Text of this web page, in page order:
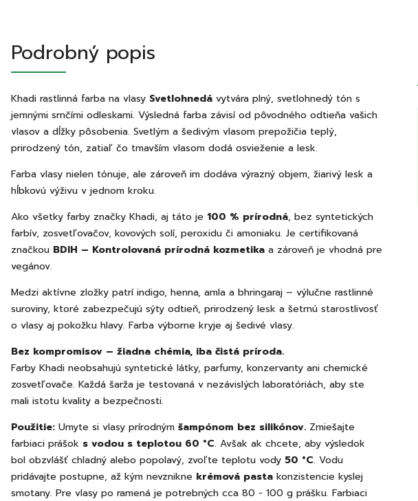
Podrobný popis
Khadi rastlinná farba na vlasy Svetlohnedá vytvára plný, svetlohnedý tón s
jemnými srnčími odleskami. Výsledná farba závisí od pôvodného odtieňa vašich
vlasov a dĺžky pôsobenia. Svetlým a šedivým vlasom prepožičia teplý,
prirodzený tón, zatiaľ čo tmavším vlasom dodá osvieženie a lesk.
Farba vlasy nielen tónuje, ale zároveň im dodáva výrazný objem, žiarivý lesk a
hĺbkovú výživu v jednom kroku.
Ako všetky farby značky Khadi, aj táto je 100 % prírodná, bez syntetických
farbív, zosvetľovačov, kovových solí, peroxidu či amoniaku. Je certifikovaná
značkou BDIH – Kontrolovaná prírodná kozmetika a zároveň je vhodná pre
vegánov.
Medzi aktívne zložky patrí indigo, henna, amla a bhringaraj – výlučne rastlinné
suroviny, ktoré zabezpečujú sýty odtieň, prirodzený lesk a šetrnú starostlivosť
o vlasy aj pokožku hlavy. Farba výborne kryje aj šedivé vlasy.
Bez kompromisov – žiadna chémia, iba čistá príroda.
Farby Khadi neobsahujú syntetické látky, parfumy, konzervanty ani chemické
zosvetľovače. Každá šarža je testovaná v nezávislých laboratóriách, aby ste
mali istotu kvality a bezpečnosti.
Použitie: Umyte si vlasy prírodným šampónom bez silikónov. Zmiešajte
farbiaci prášok s vodou s teplotou 60 °C. Avšak ak chcete, aby výsledok
bol obzvlášť chladný alebo popolavý, zvoľte teplotu vody 50 °C. Vodu
pridávajte postupne, až kým nevznikne krémová pasta konzistencie kyslej
smotany. Pre vlasy po ramená je potrebných cca 80 - 100 g prášku. Farbiaci